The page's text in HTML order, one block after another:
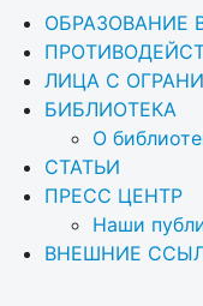
ОБРАЗОВАНИЕ
ЛИЦА С
БИБЛИОТЕКА
О
СТАТЬИ
ПРЕСС ЦЕНТР
Наши
ВНЕШНИЕ